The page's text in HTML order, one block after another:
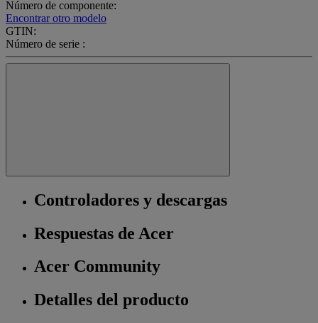
Número de componente:
Encontrar otro modelo
GTIN:
Número de serie :
Controladores y descargas
Respuestas de Acer
Acer Community
Detalles del producto